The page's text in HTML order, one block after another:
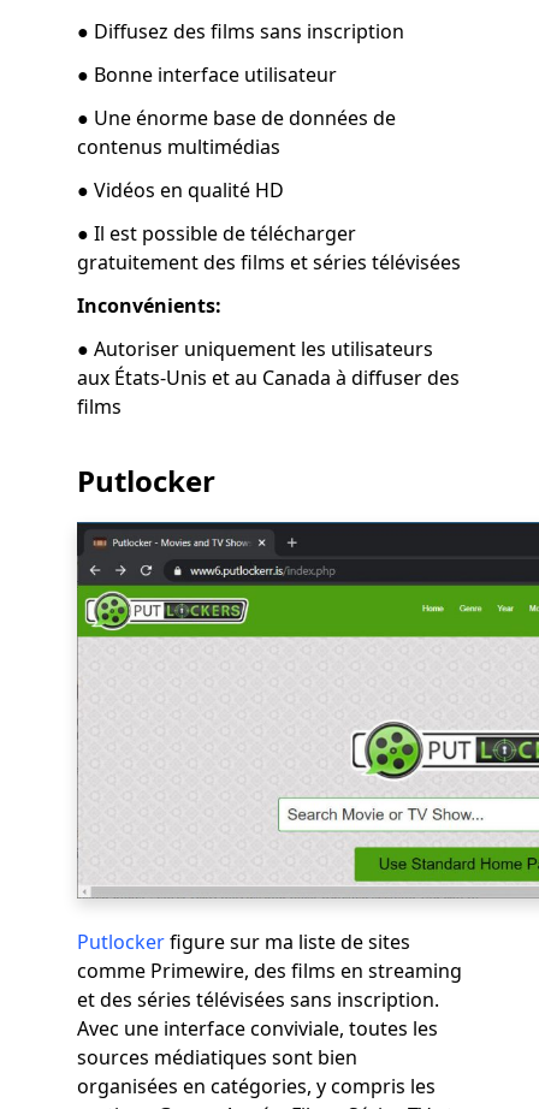
● Diffusez des films sans inscription
● Bonne interface utilisateur
● Une énorme base de données de
contenus multimédias
● Vidéos en qualité HD
● Il est possible de télécharger
gratuitement des films et séries télévisées
Inconvénients:
● Autoriser uniquement les utilisateurs
aux États-Unis et au Canada à diffuser des
films
Putlocker
Putlockerfigure sur ma liste de sites
comme Primewire, des films en streaming
et des séries télévisées sans inscription.
Avec une interface conviviale, toutes les
sources médiatiques sont bien
organisées en catégories, y compris les